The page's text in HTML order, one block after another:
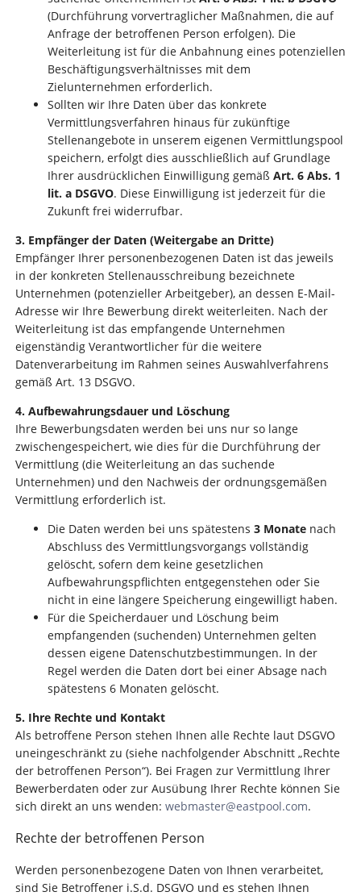
(Durchführung vorvertraglicher Maßnahmen, die auf
Anfrage der betroffenen Person erfolgen). Die
Weiterleitung ist für die Anbahnung eines potenziellen
Beschäftigungsverhältnisses mit dem
Zielunternehmen erforderlich.
Sollten wir Ihre Daten über das konkrete
Vermittlungsverfahren hinaus für zukünftige
Stellenangebote in unserem eigenen Vermittlungspool
speichern, erfolgt dies ausschließlich auf Grundlage
Ihrer ausdrücklichen Einwilligung gemäß Art. 6 Abs. 1
lit. a DSGVO. Diese Einwilligung ist jederzeit für die
Zukunft frei widerrufbar.
3. Empfänger der Daten (Weitergabe an Dritte)
Empfänger Ihrer personenbezogenen Daten ist das jeweils
in der konkreten Stellenausschreibung bezeichnete
Unternehmen (potenzieller Arbeitgeber), an dessen E-Mail-
Adresse wir Ihre Bewerbung direkt weiterleiten. Nach der
Weiterleitung ist das empfangende Unternehmen
eigenständig Verantwortlicher für die weitere
Datenverarbeitung im Rahmen seines Auswahlverfahrens
gemäß Art. 13 DSGVO.
4. Aufbewahrungsdauer und Löschung
Ihre Bewerbungsdaten werden bei uns nur so lange
zwischengespeichert, wie dies für die Durchführung der
Vermittlung (die Weiterleitung an das suchende
Unternehmen) und den Nachweis der ordnungsgemäßen
Vermittlung erforderlich ist.
Die Daten werden bei uns spätestens 3 Monatenach
Abschluss des Vermittlungsvorgangs vollständig
gelöscht, sofern dem keine gesetzlichen
Aufbewahrungspflichten entgegenstehen oder Sie
nicht in eine längere Speicherung eingewilligt haben.
Für die Speicherdauer und Löschung beim
empfangenden (suchenden) Unternehmen gelten
dessen eigene Datenschutzbestimmungen. In der
Regel werden die Daten dort bei einer Absage nach
spätestens 6 Monaten gelöscht.
5. Ihre Rechte und Kontakt
Als betroffene Person stehen Ihnen alle Rechte laut DSGVO
uneingeschränkt zu (siehe nachfolgender Abschnitt „Rechte
der betroffenen Person“). Bei Fragen zur Vermittlung Ihrer
Bewerberdaten oder zur Ausübung Ihrer Rechte können Sie
sich direkt an uns wenden: webmaster@eastpool.com.
Rechte der betroffenen Person
Werden personenbezogene Daten von Ihnen verarbeitet,
sind Sie Betroffener i.S.d. DSGVO und es stehen Ihnen